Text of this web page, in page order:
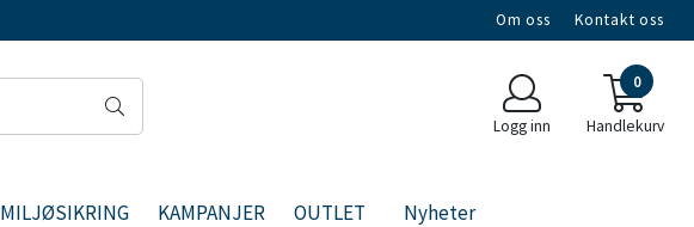
Om oss Kontakt oss
Logg inn
0
Handlekurv
MILJØSIKRING KAMPANJER OUTLET Nyheter